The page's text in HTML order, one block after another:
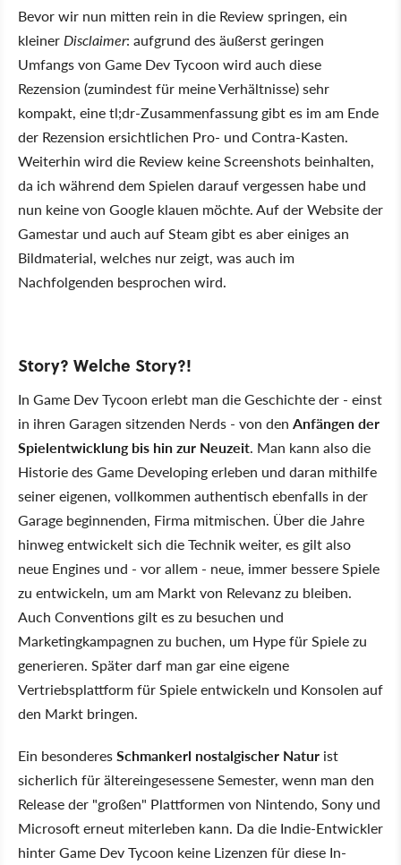
Bevor wir nun mitten rein in die Review springen, ein
kleinerDisclaimer: aufgrund des äußerst geringen
Umfangs von Game Dev Tycoon wird auch diese
Rezension (zumindest für meine Verhältnisse) sehr
kompakt, eine tl;dr-Zusammenfassung gibt es im am Ende
der Rezension ersichtlichen Pro- und Contra-Kasten.
Weiterhin wird die Review keine Screenshots beinhalten,
da ich während dem Spielen darauf vergessen habe und
nun keine von Google klauen möchte. Auf der Website der
Gamestar und auch auf Steam gibt es aber einiges an
Bildmaterial, welches nur zeigt, was auch im
Nachfolgenden besprochen wird.
Story? Welche Story?!
In Game Dev Tycoon erlebt man die Geschichte der - einst
in ihren Garagen sitzenden Nerds - von den Anfängen der
Spielentwicklung bis hin zur Neuzeit. Man kann also die
Historie des Game Developing erleben und daran mithilfe
seiner eigenen, vollkommen authentisch ebenfalls in der
Garage beginnenden, Firma mitmischen. Über die Jahre
hinweg entwickelt sich die Technik weiter, es gilt also
neue Engines und - vor allem - neue, immer bessere Spiele
zu entwickeln, um am Markt von Relevanz zu bleiben.
Auch Conventions gilt es zu besuchen und
Marketingkampagnen zu buchen, um Hype für Spiele zu
generieren. Später darf man gar eine eigene
Vertriebsplattform für Spiele entwickeln und Konsolen auf
den Markt bringen.
Ein besonderesSchmankerl nostalgischer Natur ist
sicherlich für ältereingesessene Semester, wenn man den
Release der "großen" Plattformen von Nintendo, Sony und
Microsoft erneut miterleben kann. Da die Indie-Entwickler
hinter Game Dev Tycoon keine Lizenzen für diese In-